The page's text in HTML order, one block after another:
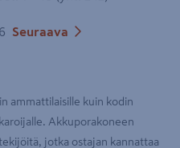
6 Seuraava
ammattilaisille kuin kodin
Akkuporakoneen
jotka ostajan kannattaa